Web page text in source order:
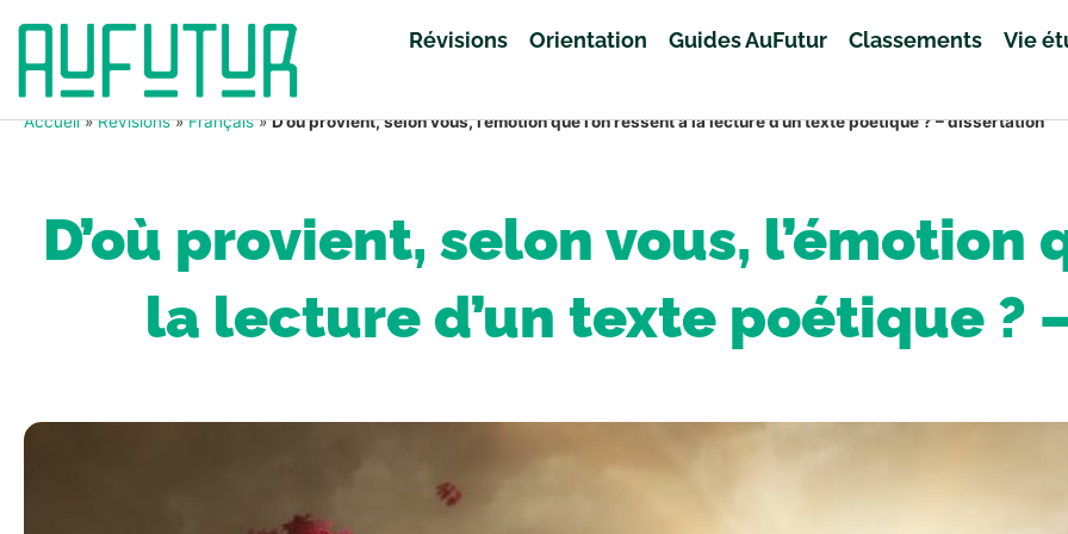
Révisions Orientation Guides AuFutur Classements Vie
Accueil»Révisions»Français»D’où provient, selon vous, l’émotion que l’on ressent à la lecture d’un texte poétique ? – dissertation
D’où provient, selon vous, l’émotion
la lecture d’un texte poétique ?